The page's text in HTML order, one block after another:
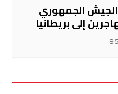
الجمهوري
إلى بريطانيا